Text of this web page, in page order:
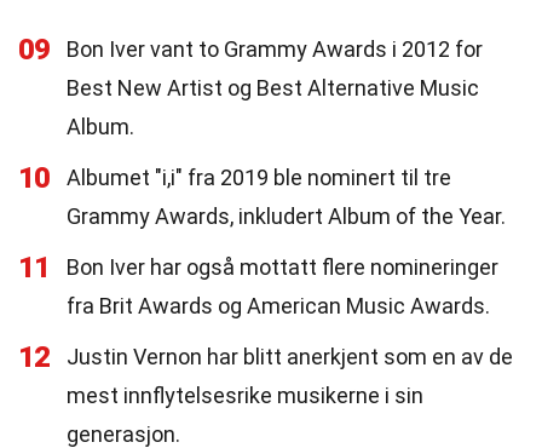
09
Bon Iver vant to Grammy Awards i 2012 for
Best New Artist og Best Alternative Music
Album.
10
Albumet "i,i" fra 2019 ble nominert til tre
Grammy Awards, inkludert Album of the Year.
11
Bon Iver har også mottatt flere nomineringer
fra Brit Awards og American Music Awards.
12
Justin Vernon har blitt anerkjent som en av de
mest innflytelsesrike musikerne i sin
generasjon.